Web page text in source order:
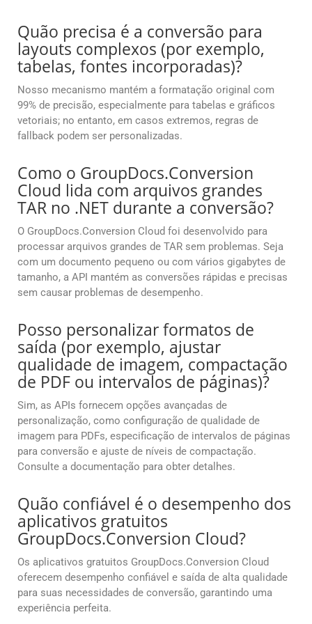
Quão precisa é a conversão para
layouts complexos (por exemplo,
tabelas, fontes incorporadas)?
Nosso mecanismo mantém a formatação original com
99% de precisão, especialmente para tabelas e gráficos
vetoriais; no entanto, em casos extremos, regras de
fallback podem ser personalizadas.
Como o GroupDocs.Conversion
Cloud lida com arquivos grandes
TAR no .NET durante a conversão?
O GroupDocs.Conversion Cloud foi desenvolvido para
processar arquivos grandes de TAR sem problemas. Seja
com um documento pequeno ou com vários gigabytes de
tamanho, a API mantém as conversões rápidas e precisas
sem causar problemas de desempenho.
Posso personalizar formatos de
saída (por exemplo, ajustar
qualidade de imagem, compactação
de PDF ou intervalos de páginas)?
Sim, as APIs fornecem opções avançadas de
personalização, como configuração de qualidade de
imagem para PDFs, especificação de intervalos de páginas
para conversão e ajuste de níveis de compactação.
Consulte a documentação para obter detalhes.
Quão confiável é o desempenho dos
aplicativos gratuitos
GroupDocs.Conversion Cloud?
Os aplicativos gratuitos GroupDocs.Conversion Cloud
oferecem desempenho confiável e saída de alta qualidade
para suas necessidades de conversão, garantindo uma
experiência perfeita.